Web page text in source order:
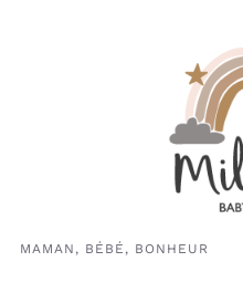
MAMAN, BÉBÉ, BONHEUR